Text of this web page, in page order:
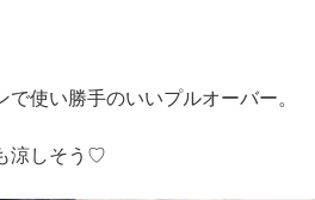
使い勝手のいいプルオーバー。
涼しそう♡